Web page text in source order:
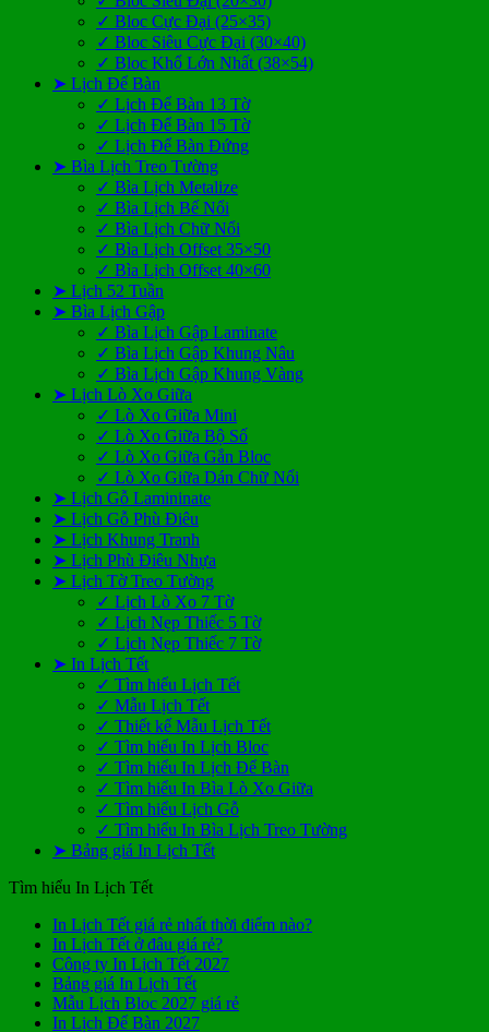
✓ Bloc Cực Đại (25×35)
✓ Bloc Siêu Cực Đại (30×40)
✓ Bloc Khổ Lớn Nhất (38×54)
➤ Lịch Để Bàn
✓ Lịch Để Bàn 13 Tờ
✓ Lịch Để Bàn 15 Tờ
✓ Lịch Để Bàn Đứng
➤ Bìa Lịch Treo Tường
✓ Bìa Lịch Metalize
✓ Bìa Lịch Bế Nổi
✓ Bìa Lịch Chữ Nổi
✓ Bìa Lịch Offset 35×50
✓ Bìa Lịch Offset 40×60
➤ Lịch 52 Tuần
➤ Bìa Lịch Gập
✓ Bìa Lịch Gập Laminate
✓ Bìa Lịch Gập Khung Nâu
✓ Bìa Lịch Gập Khung Vàng
➤ Lịch Lò Xo Giữa
✓ Lò Xo Giữa Mini
✓ Lò Xo Giữa Bộ Số
✓ Lò Xo Giữa Gắn Bloc
✓ Lò Xo Giữa Dán Chữ Nổi
➤ Lịch Gỗ Lamininate
➤ Lịch Gỗ Phù Điêu
➤ Lịch Khung Tranh
➤ Lịch Phù Điêu Nhựa
➤ Lịch Tờ Treo Tường
✓ Lịch Lò Xo 7 Tờ
✓ Lịch Nẹp Thiếc 5 Tờ
✓ Lịch Nẹp Thiếc 7 Tờ
➤ In Lịch Tết
✓ Tìm hiểu Lịch Tết
✓ Mẫu Lịch Tết
✓ Thiết kế Mẫu Lịch Tết
✓ Tìm hiểu In Lịch Bloc
✓ Tìm hiểu In Lịch Để Bàn
✓ Tìm hiểu In Bìa Lò Xo Giữa
✓ Tìm hiểu Lịch Gỗ
✓ Tìm hiểu In Bìa Lịch Treo Tường
➤ Bảng giá In Lịch Tết
Tìm hiểu In Lịch Tết
In Lịch Tết giá rẻ nhất thời điểm nào?Không
In Lịch Tết ở đâu giá rẻ?Không
có
luận
Công ty In Lịch Tết 2027Không
bình
Bảng giá In Lịch TếtKhông
có
bình
Mẫu Lịch Bloc 2027 giá rẻKhông
In Lịch Để Bàn 2027Không